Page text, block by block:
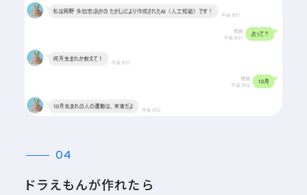
04
ドラえもんが作れたら